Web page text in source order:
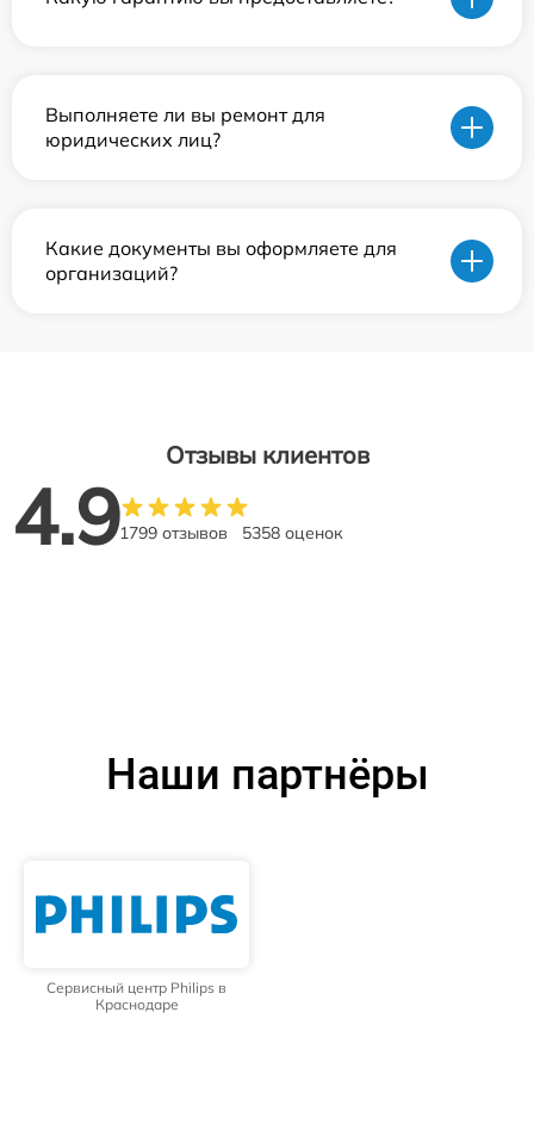
Выполняете ли вы ремонт для
юридических лиц?
Какие документы вы оформляете для
организаций?
Отзывы клиентов
4.91799 отзывов 5358 оценок
Наши партнёры
Сервисный центр Philips в
Краснодаре